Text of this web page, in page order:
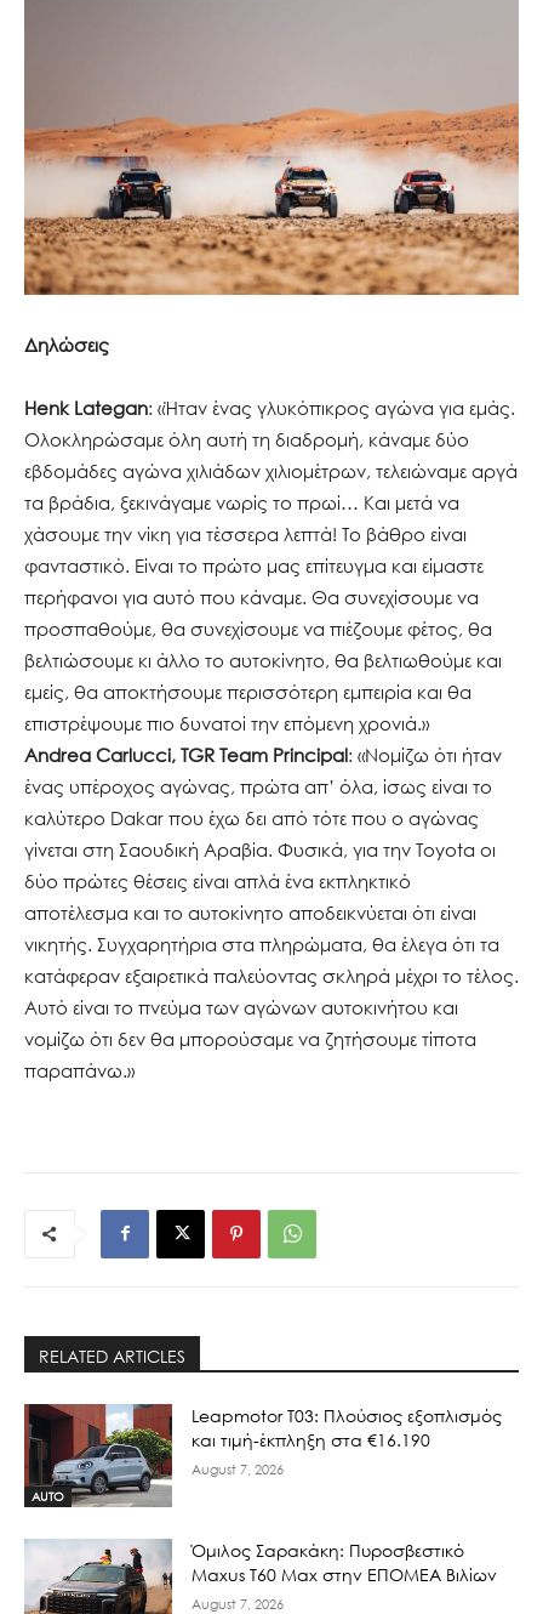
Δηλώσεις
Henk Lategan: «Ήταν ένας γλυκόπικρος αγώνα για εμάς.
Ολοκληρώσαμε όλη αυτή τη διαδρομή, κάναμε δύο
εβδομάδες αγώνα χιλιάδων χιλιομέτρων, τελειώναμε αργά
τα βράδια, ξεκινάγαμε νωρίς το πρωί… Και μετά να
χάσουμε την νίκη για τέσσερα λεπτά! Το βάθρο είναι
φανταστικό. Είναι το πρώτο μας επίτευγμα και είμαστε
περήφανοι για αυτό που κάναμε. Θα συνεχίσουμε να
προσπαθούμε, θα συνεχίσουμε να πιέζουμε φέτος, θα
βελτιώσουμε κι άλλο το αυτοκίνητο, θα βελτιωθούμε και
εμείς, θα αποκτήσουμε περισσότερη εμπειρία και θα
επιστρέψουμε πιο δυνατοί την επόμενη χρονιά.»
Andrea Carlucci, TGR Team Principal: «Νομίζω ότι ήταν
ένας υπέροχος αγώνας, πρώτα απ’ όλα, ίσως είναι το
καλύτερο Dakar που έχω δει από τότε που ο αγώνας
γίνεται στη Σαουδική Αραβία. Φυσικά, για την Toyota οι
δύο πρώτες θέσεις είναι απλά ένα εκπληκτικό
αποτέλεσμα και το αυτοκίνητο αποδεικνύεται ότι είναι
νικητής. Συγχαρητήρια στα πληρώματα, θα έλεγα ότι τα
κατάφεραν εξαιρετικά παλεύοντας σκληρά μέχρι το τέλος.
Αυτό είναι το πνεύμα των αγώνων αυτοκινήτου και
νομίζω ότι δεν θα μπορούσαμε να ζητήσουμε τίποτα
παραπάνω.»
RELATED ARTICLES
AUTO
Leapmotor T03: Πλούσιος εξοπλισμός
και τιμή-έκπληξη στα €16.190
August 7, 2026
Όμιλος Σαρακάκη: Πυροσβεστικό
Maxus T60 Max στην ΕΠΟΜΕΑ Βιλίων
August 7, 2026